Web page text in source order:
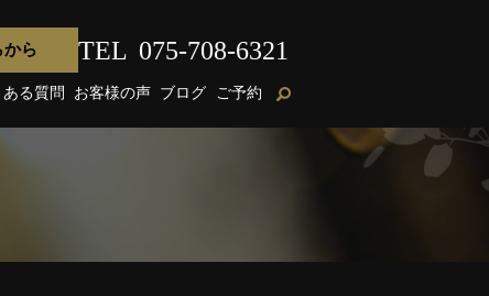
ある質問 お客様の声 ブログ ご予約
から TEL 075-708-6321